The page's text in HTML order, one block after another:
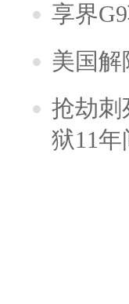
享界
美国解
抢劫刺
狱11